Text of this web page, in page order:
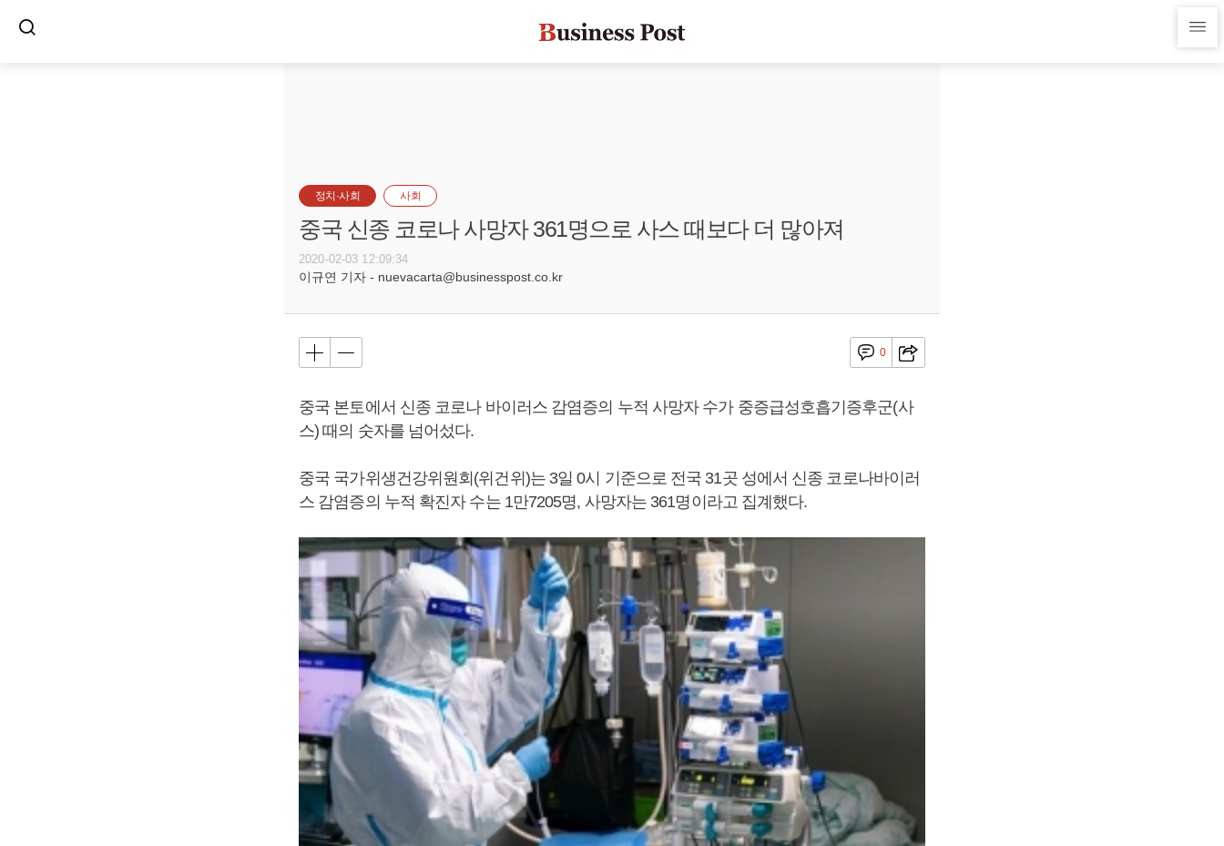
정치·사회 사회
중국 신종 코로나 사망자 361명으로 사스 때보다 더 많아져
2020-02-03 12:09:34
이규연 기자 - nuevacarta@businesspost.co.kr
0
중국 본토에서 신종 코로나 바이러스 감염증의 누적 사망자 수가 중증급성호흡기증후군(사
스) 때의 숫자를 넘어섰다.
중국 국가위생건강위원회(위건위)는 3일 0시 기준으로 전국 31곳 성에서 신종 코로나바이러
스 감염증의 누적 확진자 수는 1만7205명, 사망자는 361명이라고 집계했다.